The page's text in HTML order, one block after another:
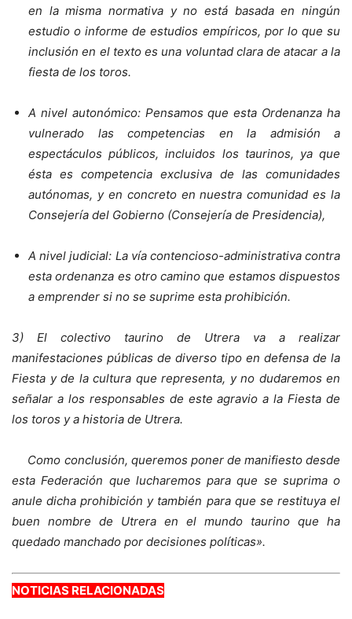
en la misma normativa y no está basada en ningún
estudio o informe de estudios empíricos, por lo que su
inclusión en el texto es una voluntad clara de atacar a la
fiesta de los toros.
A nivel autonómico: Pensamos que esta Ordenanza ha
vulnerado las competencias en la admisión a
espectáculos públicos, incluidos los taurinos, ya que
ésta es competencia exclusiva de las comunidades
autónomas, y en concreto en nuestra comunidad es la
Consejería del Gobierno (Consejería de Presidencia),
A nivel judicial: La vía contencioso-administrativa contra
esta ordenanza es otro camino que estamos dispuestos
a emprender si no se suprime esta prohibición.
3) El colectivo taurino de Utrera va a realizar
manifestaciones públicas de diverso tipo en defensa de la
Fiesta y de la cultura que representa, y no dudaremos en
señalar a los responsables de este agravio a la Fiesta de
los toros y a historia de Utrera.
Como conclusión, queremos poner de manifiesto desde
esta Federación que lucharemos para que se suprima o
anule dicha prohibición y también para que se restituya el
buen nombre de Utrera en el mundo taurino que ha
quedado manchado por decisiones políticas».
NOTICIAS RELACIONADAS